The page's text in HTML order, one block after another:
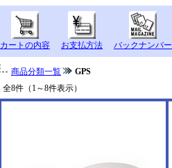
カートの内容 お支払方法 バックナンバー
商品分類一覧
GPS
全8件（1～8件表示）